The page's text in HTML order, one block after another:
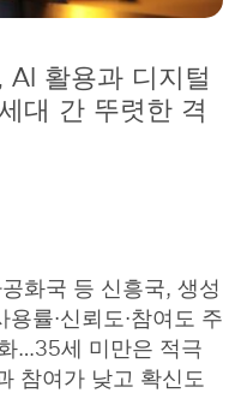
AI 활용과 디지털
대 간 뚜렷한 격
화국 등 신흥국, 생성
률·신뢰도·참여도 주
…35세 미만은 적극
참여가 낮고 확신도